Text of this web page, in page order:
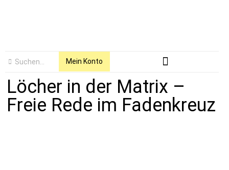
Mein Konto
Löcher in der Matrix –
Freie Rede im Fadenkreuz